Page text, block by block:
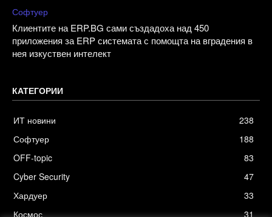
Софтуер
Клиентите на ERP.BG сами създадоха над 450
приложения за ERP системата с помощта на вградения в
нея изкуствен интелект
КАТЕГОРИИ
ИТ новини
238
Софтуер
188
OFF-topic
83
Cyber Security
47
Хардуер
33
Космос
31